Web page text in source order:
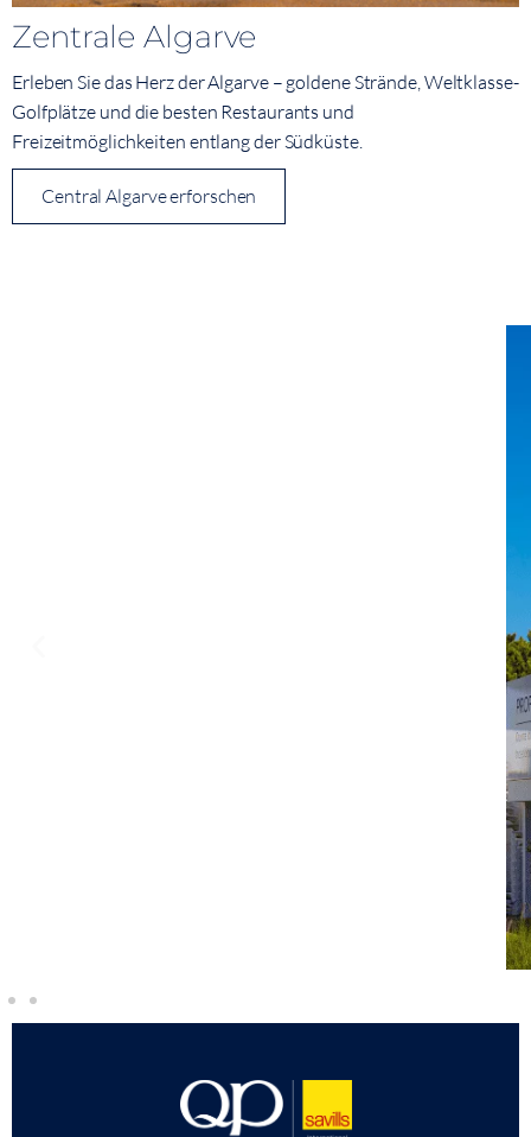
Zentrale Algarve
Erleben Sie das Herz der Algarve – goldene Strände, Weltklasse-
Golfplätze und die besten Restaurants und
Freizeitmöglichkeiten entlang der Südküste.
Central Algarve erforschen